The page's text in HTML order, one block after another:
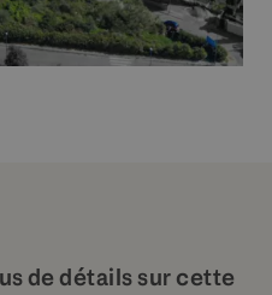
de détails sur cette